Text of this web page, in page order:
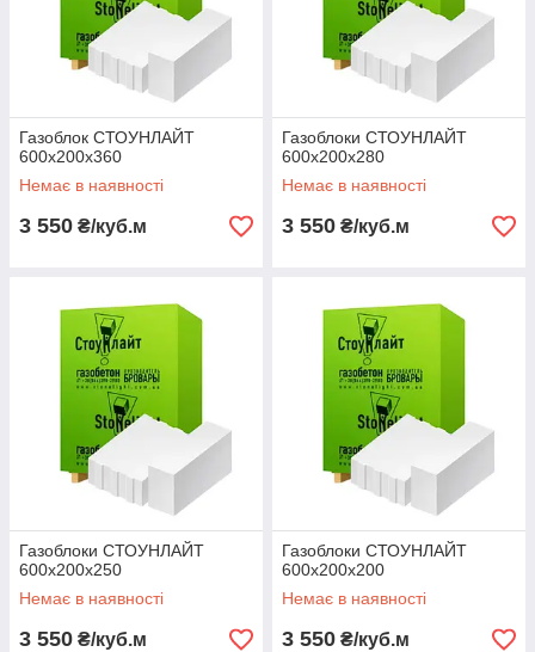
Газоблок СТОУНЛАЙТ
600х200х360
Немає в наявності
3 550 ₴/куб.м
Газоблоки СТОУНЛАЙТ
600х200х280
Немає в наявності
3 550 ₴/куб.м
Газоблоки СТОУНЛАЙТ
600х200х250
Немає в наявності
3 550 ₴/куб.м
Газоблоки СТОУНЛАЙТ
600х200х200
Немає в наявності
3 550 ₴/куб.м